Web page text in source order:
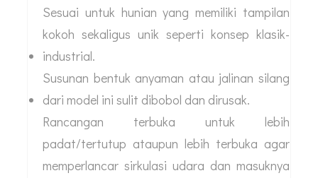
Sesuai untuk hunian yang memiliki tampilan
kokoh sekaligus unik seperti konsep klasik-
industrial.
Susunan bentuk anyaman atau jalinan silang
dari model ini sulit dibobol dan dirusak.
Rancangan terbuka untuk lebih
padat/tertutup ataupun lebih terbuka agar
memperlancar sirkulasi udara dan masuknya